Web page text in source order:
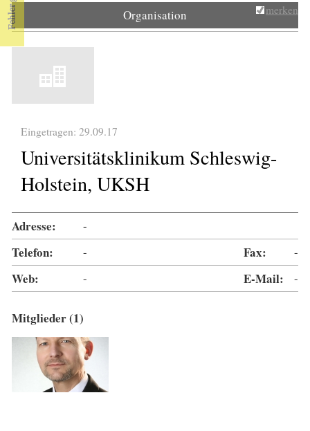
Organisation merken
Eingetragen: 29.09.17
Universitätsklinikum Schleswig-
Holstein, UKSH
Adresse: -
Telefon: - Fax: -
Web: - E-Mail: -
Mitglieder (1)